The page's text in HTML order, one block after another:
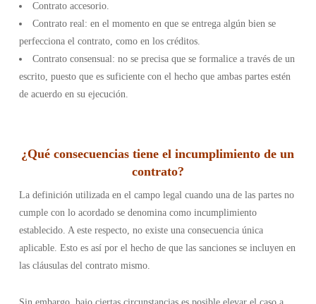
Contrato accesorio.
Contrato real: en el momento en que se entrega algún bien se
perfecciona el contrato, como en los créditos.
Contrato consensual: no se precisa que se formalice a través de un
escrito, puesto que es suficiente con el hecho que ambas partes estén
de acuerdo en su ejecución.
¿Qué consecuencias tiene el incumplimiento de un
contrato?
La definición utilizada en el campo legal cuando una de las partes no
cumple con lo acordado se denomina como incumplimiento
establecido. A este respecto, no existe una consecuencia única
aplicable. Esto es así por el hecho de que las sanciones se incluyen en
las cláusulas del contrato mismo.